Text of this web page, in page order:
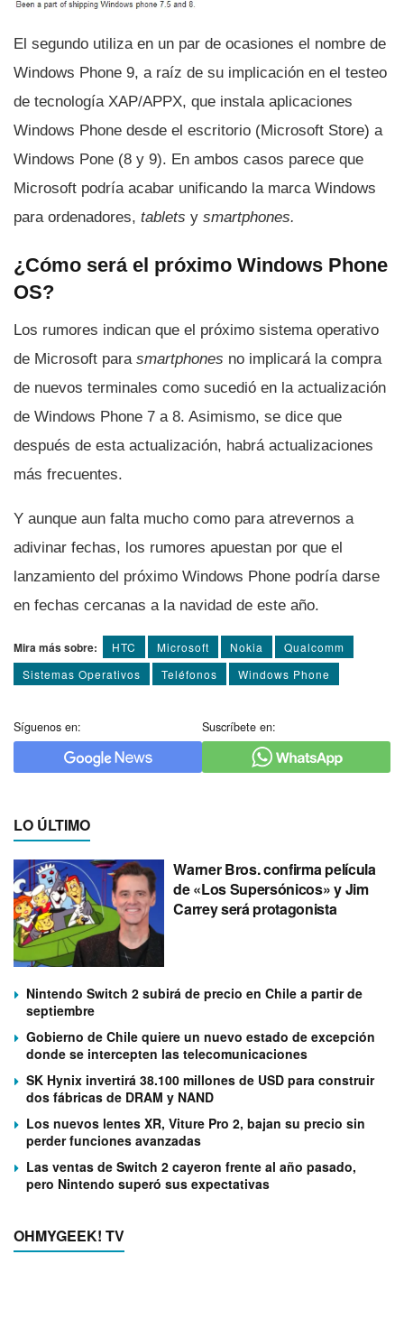
El segundo utiliza en un par de ocasiones el nombre de
Windows Phone 9, a raí­z de su implicación en el testeo
de tecnologí­a XAP/APPX, que instala aplicaciones
Windows Phone desde el escritorio (Microsoft Store) a
Windows Pone (8 y 9). En ambos casos parece que
Microsoft podrí­a acabar unificando la marca Windows
para ordenadores, tablets y smartphones.
¿Cómo será el próximo Windows Phone
OS?
Los rumores indican que el próximo sistema operativo
de Microsoft para smartphones no implicará la compra
de nuevos terminales como sucedió en la actualización
de Windows Phone 7 a 8. Asimismo, se dice que
después de esta actualización, habrá actualizaciones
más frecuentes.
Y aunque aun falta mucho como para atrevernos a
adivinar fechas, los rumores apuestan por que el
lanzamiento del próximo Windows Phone podrí­a darse
en fechas cercanas a la navidad de este año.
Mira más sobre: HTC Microsoft Nokia
Qualcomm
Sistemas Operativos
Teléfonos Windows Phone
Síguenos en: Suscríbete en:
LO ÚLTIMO
Warner Bros. confirma película
de «Los Supersónicos» y Jim
Carrey será protagonista
Nintendo Switch 2 subirá de precio en Chile a partir de
septiembre
Gobierno de Chile quiere un nuevo estado de excepción
donde se intercepten las telecomunicaciones
SK Hynix invertirá 38.100 millones de USD para construir
dos fábricas de DRAM y NAND
Los nuevos lentes XR, Viture Pro 2, bajan su precio sin
perder funciones avanzadas
Las ventas de Switch 2 cayeron frente al año pasado,
pero Nintendo superó sus expectativas
OHMYGEEK! TV